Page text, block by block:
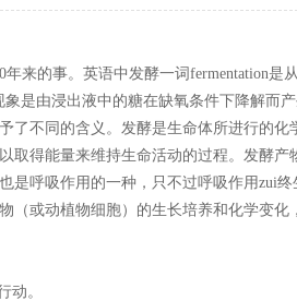
的事。英语中发酵一词fermentation是
是由浸出液中的糖在缺氧条件下降解而
了不同的含义。发酵是生命体所进行的
取得能量来维持生命活动的过程。发酵
呼吸作用的一种，只不过呼吸作用zui
（或动植物细胞）的生长培养和化学变
动。